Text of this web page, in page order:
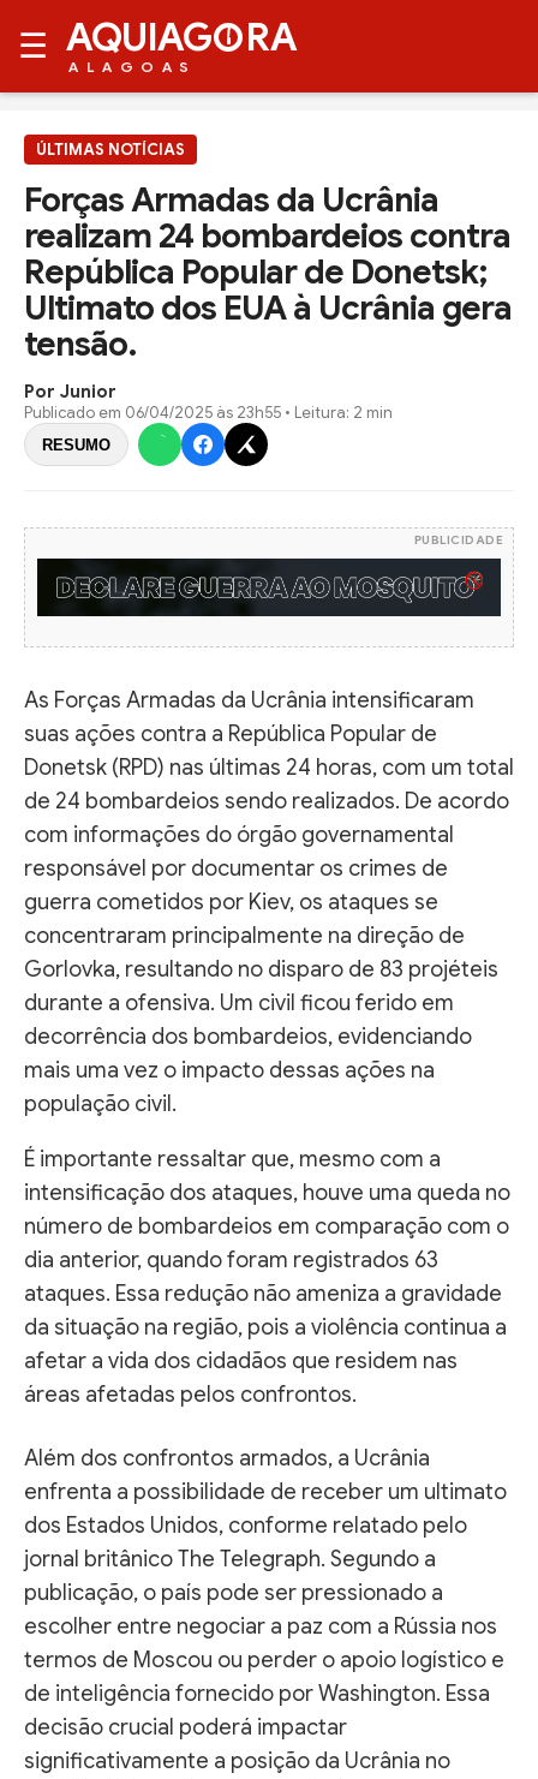
☰ AQUIAG RA
ALAGOAS
ÚLTIMAS NOTÍCIAS
Forças Armadas da Ucrânia
realizam 24 bombardeios contra
República Popular de Donetsk;
Ultimato dos EUA à Ucrânia gera
tensão.
Por Junior
Publicado em 06/04/2025 às 23h55 • Leitura: 2 min
RESUMO
PUBLICIDADE
As Forças Armadas da Ucrânia intensificaram
suas ações contra a República Popular de
Donetsk (RPD) nas últimas 24 horas, com um total
de 24 bombardeios sendo realizados. De acordo
com informações do órgão governamental
responsável por documentar os crimes de
guerra cometidos por Kiev, os ataques se
concentraram principalmente na direção de
Gorlovka, resultando no disparo de 83 projéteis
durante a ofensiva. Um civil ficou ferido em
decorrência dos bombardeios, evidenciando
mais uma vez o impacto dessas ações na
população civil.
É importante ressaltar que, mesmo com a
intensificação dos ataques, houve uma queda no
número de bombardeios em comparação com o
dia anterior, quando foram registrados 63
ataques. Essa redução não ameniza a gravidade
da situação na região, pois a violência continua a
afetar a vida dos cidadãos que residem nas
áreas afetadas pelos confrontos.
Além dos confrontos armados, a Ucrânia
enfrenta a possibilidade de receber um ultimato
dos Estados Unidos, conforme relatado pelo
jornal britânico The Telegraph. Segundo a
publicação, o país pode ser pressionado a
escolher entre negociar a paz com a Rússia nos
termos de Moscou ou perder o apoio logístico e
de inteligência fornecido por Washington. Essa
decisão crucial poderá impactar
significativamente a posição da Ucrânia no